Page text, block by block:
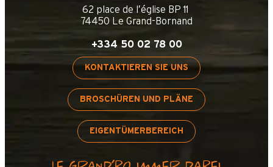
62 place de l’église BP 11
74450 Le Grand-Bornand
+334 50 02 78 00
KONTAKTIEREN SIE UNS
BROSCHÜREN UND PLÄNE
EIGENTÜMERBEREICH